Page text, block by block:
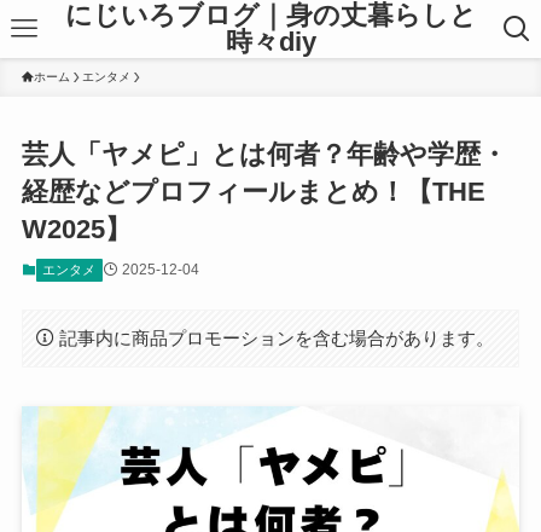
にじいろブログ｜身の丈暮らしと
時々diy
ホーム エンタメ
芸人「ヤメピ」とは何者？年齢や学歴・
経歴などプロフィールまとめ！【THE
W2025】
エンタメ 2025-12-04
記事内に商品プロモーションを含む場合があります。